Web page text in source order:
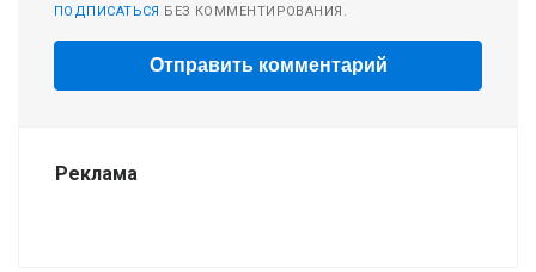
ПОДПИСАТЬСЯ БЕЗ КОММЕНТИРОВАНИЯ.
Реклама